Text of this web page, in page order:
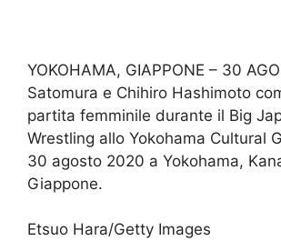
YOKOHAMA, GIAPPONE – 30
Satomura e Chihiro Hashimoto
partita femminile durante il Big
Wrestling allo Yokohama Cultural
30 agosto 2020 a Yokohama,
Giappone.
Etsuo Hara/Getty Images